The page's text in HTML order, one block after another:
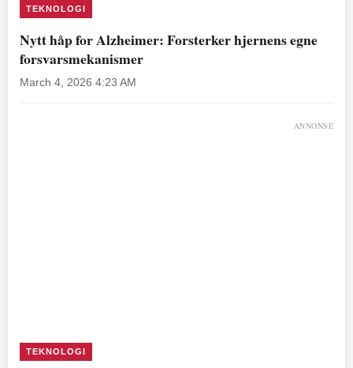
TEKNOLOGI
Nytt håp for Alzheimer: Forsterker hjernens egne
forsvarsmekanismer
March 4, 2026 4:23 AM
ANNONSE
TEKNOLOGI